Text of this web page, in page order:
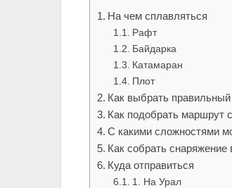
На чем сплавляться
Рафт
Байдарка
Катамаран
Плот
Как выбрать
Как подобрать маршрут
С какими сложностями
Как собрать
Куда отправиться
1. На Урал